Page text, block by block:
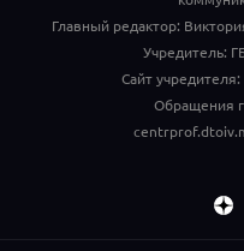
Главный редактор:
Учредитель:
Сайт учредителя:
Обращения